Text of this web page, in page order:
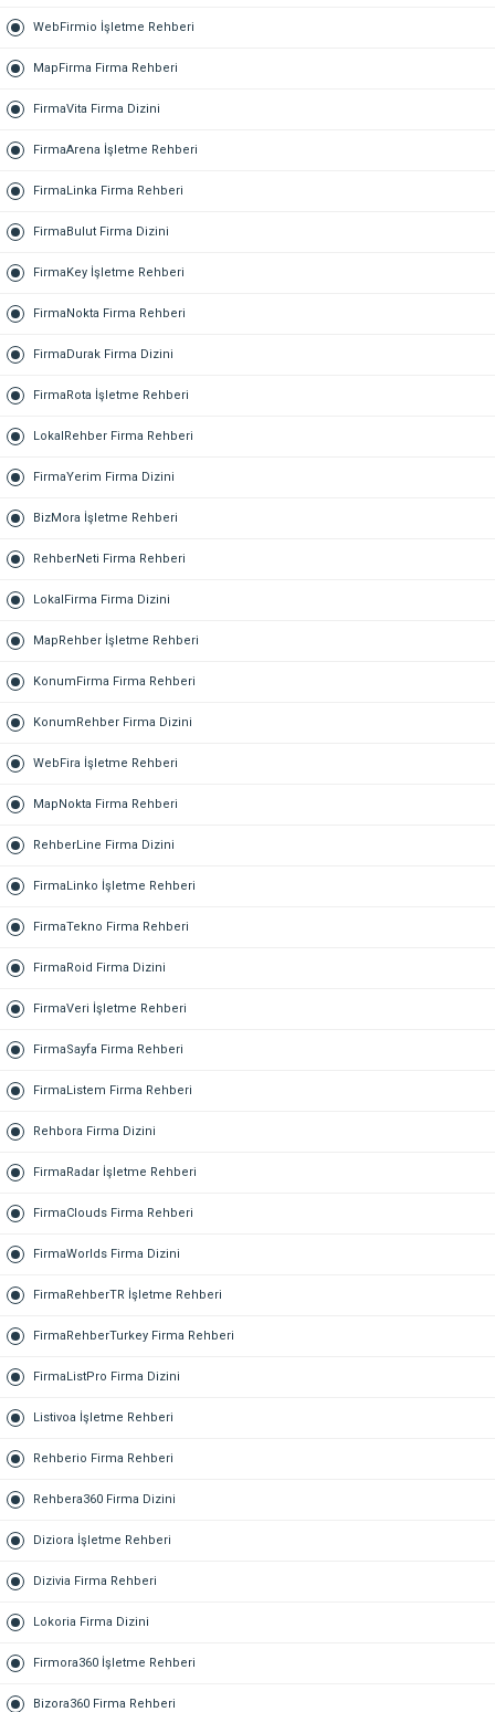
WebFirmio İşletme Rehberi
MapFirma Firma Rehberi
FirmaVita Firma Dizini
FirmaArena İşletme Rehberi
FirmaLinka Firma Rehberi
FirmaBulut Firma Dizini
FirmaKey İşletme Rehberi
FirmaNokta Firma Rehberi
FirmaDurak Firma Dizini
FirmaRota İşletme Rehberi
LokalRehber Firma Rehberi
FirmaYerim Firma Dizini
BizMora İşletme Rehberi
RehberNeti Firma Rehberi
LokalFirma Firma Dizini
MapRehber İşletme Rehberi
KonumFirma Firma Rehberi
KonumRehber Firma Dizini
WebFira İşletme Rehberi
MapNokta Firma Rehberi
RehberLine Firma Dizini
FirmaLinko İşletme Rehberi
FirmaTekno Firma Rehberi
FirmaRoid Firma Dizini
FirmaVeri İşletme Rehberi
FirmaSayfa Firma Rehberi
FirmaListem Firma Rehberi
Rehbora Firma Dizini
FirmaRadar İşletme Rehberi
FirmaClouds Firma Rehberi
FirmaWorlds Firma Dizini
FirmaRehberTR İşletme Rehberi
FirmaRehberTurkey Firma Rehberi
FirmaListPro Firma Dizini
Listivoa İşletme Rehberi
Rehberio Firma Rehberi
Rehbera360 Firma Dizini
Diziora İşletme Rehberi
Dizivia Firma Rehberi
Lokoria Firma Dizini
Firmora360 İşletme Rehberi
Bizora360 Firma Rehberi